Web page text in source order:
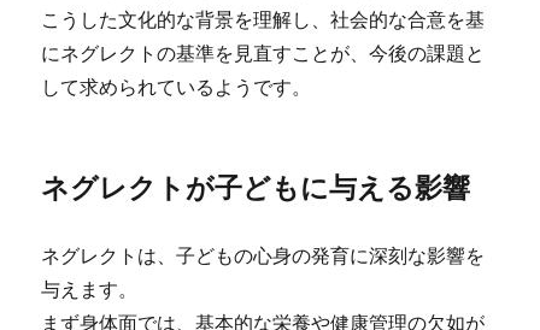
こうした文化的な背景を理解し、社会的な合意を基
にネグレクトの基準を見直すことが、今後の課題と
して求められているようです。
ネグレクトが子どもに与える影響
ネグレクトは、子どもの心身の発育に深刻な影響を
与えます。
まず身体面では、基本的な栄養や健康管理の欠如が